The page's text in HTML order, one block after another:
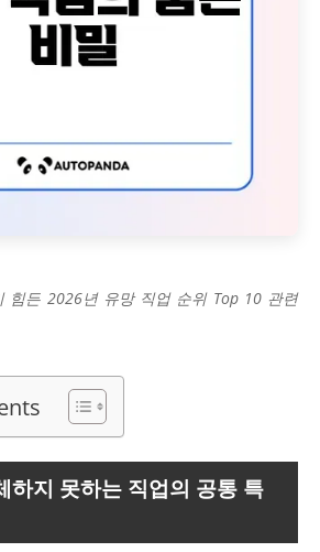
힘든 2026년 유망 직업 순위 Top 10 관련
하지 못하는 직업의 공통 특